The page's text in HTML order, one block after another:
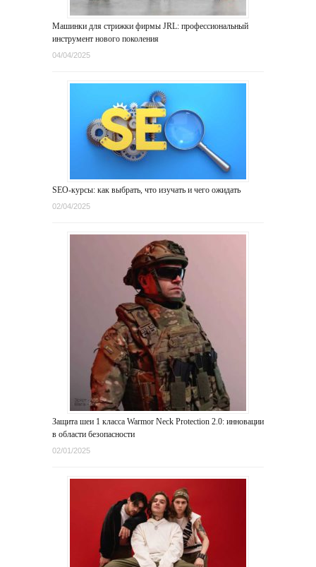
Машинки для стрижки фирмы JRL: профессиональный
инструмент нового поколения
04/04/2025
SEO-курсы: как выбрать, что изучать и чего ожидать
02/04/2025
Защита шеи 1 класса Warmor Neck Protection 2.0: инновации
в области безопасности
02/01/2025